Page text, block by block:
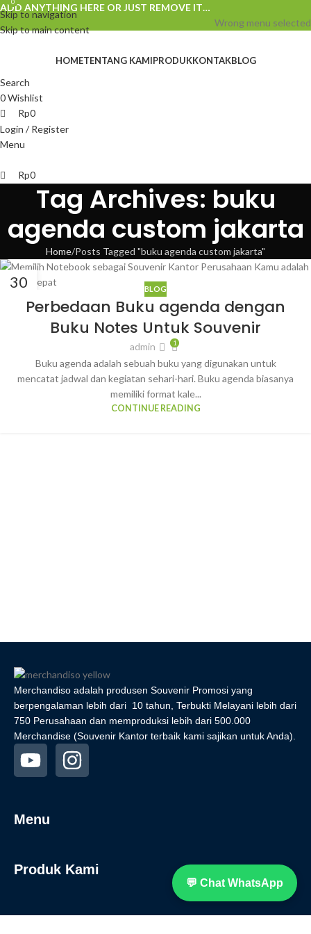
💬 Chat WhatsApp
Skip to navigation
Skip to main content
ADD ANYTHING HERE OR JUST REMOVE IT…
Wrong menu selected
HOMETENTANG KAMIPRODUKKONTAKBLOG
Search
0Wishlist
0
Rp0
Login / Register
Menu
0
Rp0
Tag Archives: buku
agenda custom jakarta
Home Posts Tagged "buku agenda custom jakarta"
30 BLOG
Perbedaan Buku agenda dengan
Buku Notes Untuk Souvenir
admin 1
Buku agenda adalah sebuah buku yang digunakan untuk
mencatat jadwal dan kegiatan sehari-hari. Buku agenda biasanya
memiliki format kale...
CONTINUE READING
Merchandiso adalah produsen Souvenir Promosi yang
berpengalaman lebih dari 10 tahun, Terbukti Melayani lebih dari
750 Perusahaan dan memproduksi lebih dari 500.000
Merchandise (Souvenir Kantor terbaik kami sajikan untuk Anda).
Menu
Produk Kami